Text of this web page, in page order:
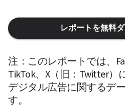
レポートを無料
注：このレポートでは、
TikTok、X（旧：Twitter）
デジタル広告に関するデ
す。